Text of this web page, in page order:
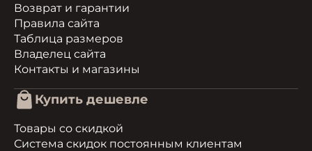
Возврат и гарантии
Правила сайта
Таблица размеров
Владелец сайта
Контакты и магазины
Купить дешевле
Товары со скидкой
Система скидок постоянным клиентам